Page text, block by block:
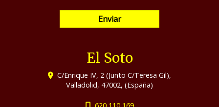
Enviar
El Soto
C/Enrique IV, 2 (Junto C/Teresa Gil),
Valladolid, 47002, (España)
620 110 169